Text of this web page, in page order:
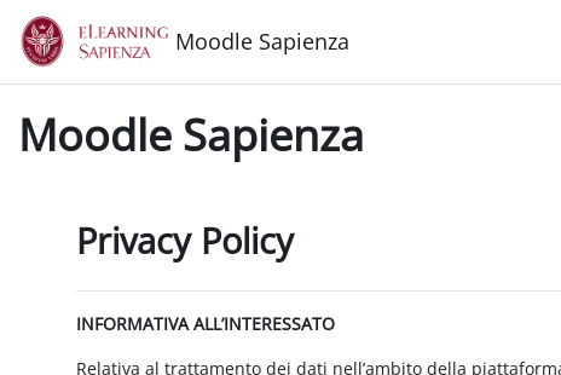
Vai al contenuto principale
Moodle Sapienza
Moodle Sapienza
Privacy Policy
INFORMATIVA ALL’INTERESSATO
Relativa al trattamento dei dati nell’ambito della